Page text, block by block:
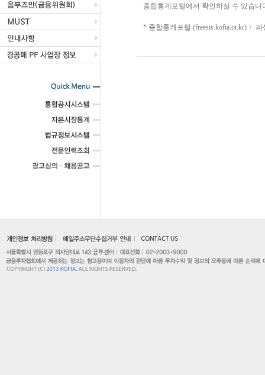
종합통계포털에서 확인하실 수 있습니
* 종합통계포털 (freesis.kofia.or.kr) 〉